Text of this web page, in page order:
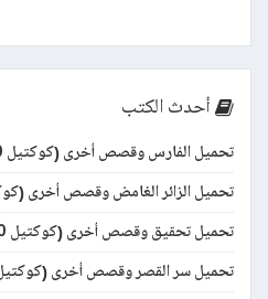
أحدث الكتب
تحميل الفارس وقصص أخرى (كوكتيل 2000 #10) نبيل فاروق
تحميل الزائر الغامض وقصص أخرى (كوكتيل 2000 #9)
تحميل تحقيق وقصص أخرى (كوكتيل 2000 #8) نبيل فاروق
تحميل سر القصر وقصص أخرى (كوكتيل 2000 #7) نبيل